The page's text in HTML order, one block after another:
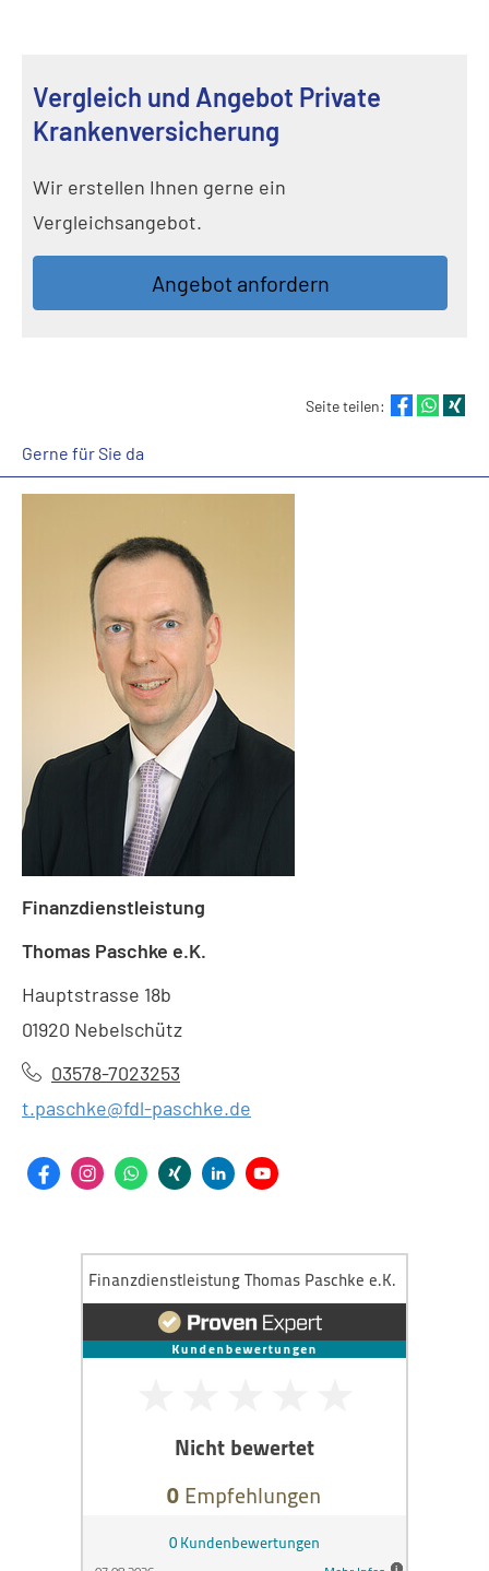
Vergleich und Angebot Private
Kranken­ver­si­che­rung
Wir erstellen Ihnen gerne ein
Vergleichsangebot.
An­ge­bot an­for­dern
Seite teilen:
Gerne für Sie da
Finanzdienstleistung
Thomas Paschke e.K.
Hauptstrasse 18b
01920 Nebelschütz
03578-7023253
t.paschke@fdl-paschke.de